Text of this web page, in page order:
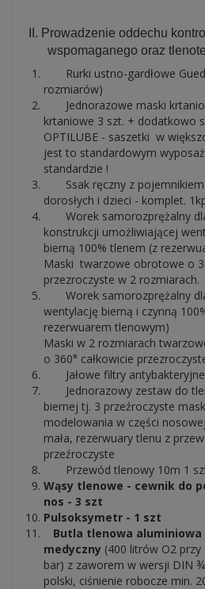
II. Prowadzenie oddechu
wspomaganego oraz
Rurki ustno-gardłowe
rozmiarów)
Jednorazowe maski
krtaniowe 3 szt. + dodatkowo
OPTILUBE - saszetki w
jest to standardowym
standardzie !
Ssak ręczny z pojemnikiem
dorosłych i dzieci - komplet.
Worek samorozprężalny
konstrukcji umożliwiającej
bierną 100% tlenem (z
Maski twarzowe obrotowe o
przezroczyste w 2 rozmiarach.
Worek samorozprężalny
wentylację bierną i czynną
rezerwuarem tlenowym)
Maski w 2 rozmiarach
o 360° całkowicie
Jałowe filtry antybakteryjne
Jednorazowy zestaw do
biernej tj. 3 przeźroczyste
modelowania w części
mała, rezerwuary tlenu z
przeźroczyste
Przewód tlenowy 10m 1
Wąsy tlenowe - cewnik do
nos - 3 szt
Pulsoksymetr - 1 szt
Butla tlenowa aluminiowa
medyczny (400 litrów O2
bar) z zaworem w wersji DIN
polski, ciśnienie robocze min.